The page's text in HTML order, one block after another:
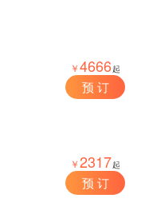
￥4666起
预 订
￥2317起
预 订